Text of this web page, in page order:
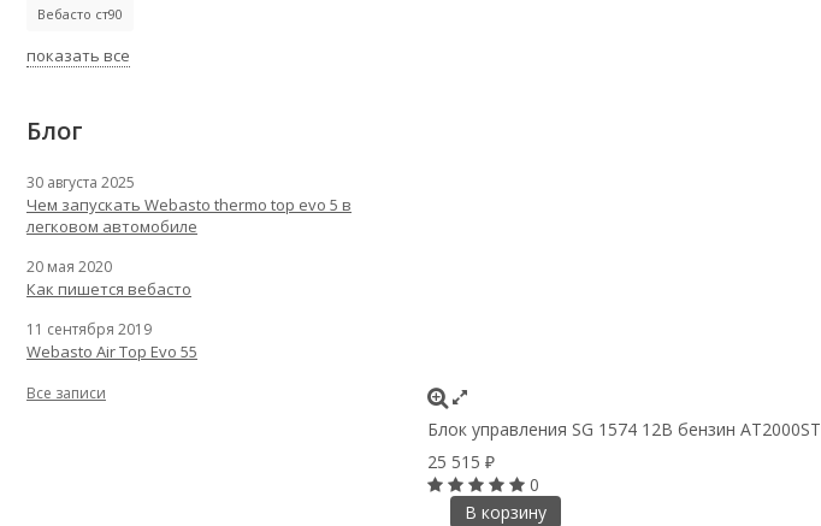
Блок управления SG 1574 12В бензин AT2000ST
25 515 ₽
0
В корзину
Вебасто ст90
показать все
Блог
30 августа 2025
Чем запускать Webasto thermo top evo 5 в
легковом автомобиле
20 мая 2020
Как пишется вебасто
11 сентября 2019
Webasto Air Top Evo 55
Все записи